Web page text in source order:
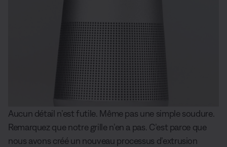
Aucun détail n’est futile. Même pas une simple soudure.
Remarquez que notre grille n’en a pas. C’est parce que
nous avons créé un nouveau processus d’extrusion